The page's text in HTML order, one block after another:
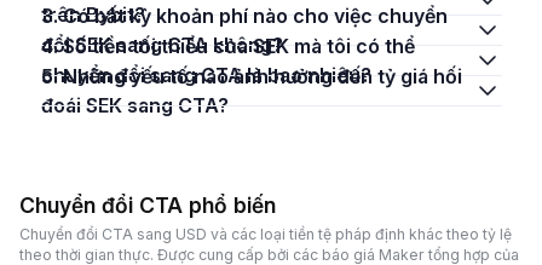
trên Bybit?
3. Có bất kỳ khoản phí nào cho việc chuyển
đổi SEK sang CTA không?
4. Số tiền tối thiểu của SEK mà tôi có thể
chuyển đổi sang CTA là bao nhiêu?
5. Những yếu tố nào ảnh hưởng đến tỷ giá hối
đoái SEK sang CTA?
Chuyển đổi CTA phổ biến
Chuyển đổi CTA sang USD và các loại tiền tệ pháp định khác theo tỷ lệ
theo thời gian thực. Được cung cấp bởi các báo giá Maker tổng hợp của